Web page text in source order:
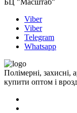
Viber
Viber
Telegram
Whatsapp
Полімерні, захисні,
купити оптом і